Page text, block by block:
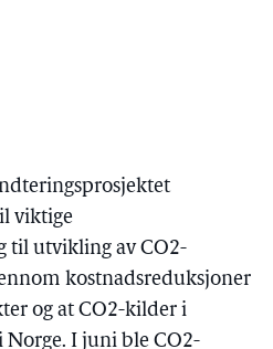
viktige
til utvikling av CO2-
kostnadsreduksjoner
og at CO2-kilder i
Norge. I juni ble CO2-